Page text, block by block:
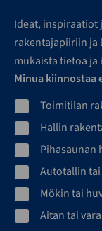
Ideat, inspiraatiot
rakentajapiiriin ja
mukaista tietoa
Minua kiinnostaa
Toimitilan
Hallin
Pihasaunan
Autotallin
Mökin tai
Aitan tai